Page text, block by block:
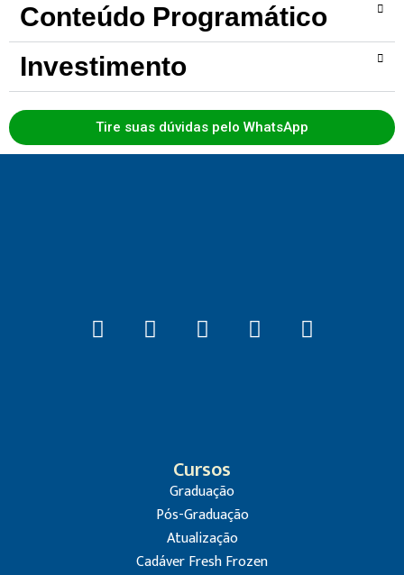
Conteúdo Programático
Investimento
Tire suas dúvidas pelo WhatsApp
Cursos
Graduação
Pós-Graduação
Atualização
Cadáver Fresh Frozen